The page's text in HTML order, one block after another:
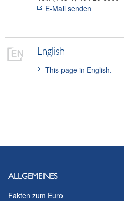
E-Mail senden
English
This page in English.
ALLGEMEINES
Fakten zum Euro